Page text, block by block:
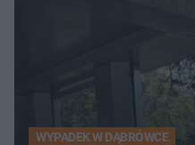
WYPADEK W DĄBRÓWCE